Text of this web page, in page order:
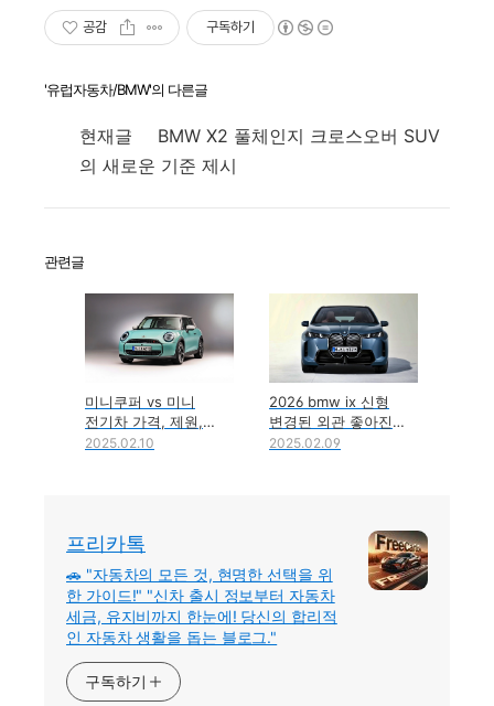
공감 구독하기
'유럽자동차/BMW'의 다른글
현재글
BMW X2 풀체인지 크로스오버 SUV
의 새로운 기준 제시
관련글
미니쿠퍼 vs 미니
전기차 가격, 제원,
세금 총정리
2025.02.10
2026 bmw ix 신형
변경된 외관 좋아진
성능 제원 총정리
2025.02.09
프리카톡
🚗 "자동차의 모든 것, 현명한 선택을 위
한 가이드!" "신차 출시 정보부터 자동차
세금, 유지비까지 한눈에! 당신의 합리적
인 자동차 생활을 돕는 블로그."
구독하기